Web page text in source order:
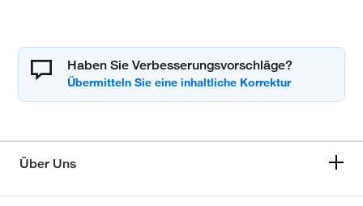
Haben Sie Verbesserungsvorschläge?
Über Uns